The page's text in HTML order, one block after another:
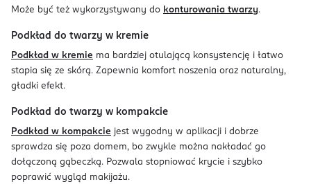
Może być też wykorzystywany do konturowania twarzy.
Podkład do twarzy w kremie
Podkład w kremie ma bardziej otulającą konsystencję i łatwo
stapia się ze skórą. Zapewnia komfort noszenia oraz naturalny,
gładki efekt.
Podkład do twarzy w kompakcie
Podkład w kompakcie jest wygodny w aplikacji i dobrze
sprawdza się poza domem, bo zwykle można nakładać go
dołączoną gąbeczką. Pozwala stopniować krycie i szybko
poprawić wygląd makijażu.